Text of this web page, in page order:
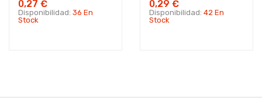
0,27 €
Disponibilidad: 36 En
Stock
0,29 €
Disponibilidad: 42 En
Stock